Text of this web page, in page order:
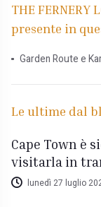
THE FERNERY
presente in
Garden Route e
Le ultime dal
Cape Town è
visitarla in
lunedì 27 luglio